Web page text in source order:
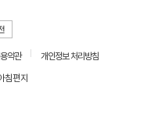
약관
개인정보 처리방침
편지